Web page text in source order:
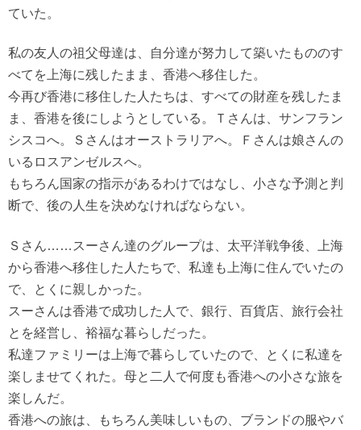
ていた。
私の友人の祖父母達は、自分達が努力して築いたもののす
べてを上海に残したまま、香港へ移住した。
今再び香港に移住した人たちは、すべての財産を残したま
ま、香港を後にしようとしている。Ｔさんは、サンフラン
シスコへ。Ｓさんはオーストラリアへ。Ｆさんは娘さんの
いるロスアンゼルスへ。
もちろん国家の指示があるわけではなし、小さな予測と判
断で、後の人生を決めなければならない。
Ｓさん……スーさん達のグループは、太平洋戦争後、上海
から香港へ移住した人たちで、私達も上海に住んでいたの
で、とくに親しかった。
スーさんは香港で成功した人で、銀行、百貨店、旅行会社
とを経営し、裕福な暮らしだった。
私達ファミリーは上海で暮らしていたので、とくに私達を
楽しませてくれた。母と二人で何度も香港への小さな旅を
楽しんだ。
香港への旅は、もちろん美味しいもの、ブランドの服やバ